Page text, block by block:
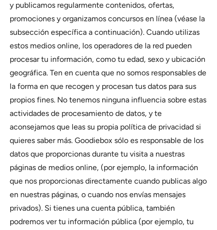
y publicamos regularmente contenidos, ofertas,
promociones y organizamos concursos en línea (véase la
subsección específica a continuación). Cuando utilizas
estos medios online, los operadores de la red pueden
procesar tu información, como tu edad, sexo y ubicación
geográfica. Ten en cuenta que no somos responsables de
la forma en que recogen y procesan tus datos para sus
propios fines. No tenemos ninguna influencia sobre estas
actividades de procesamiento de datos, y te
aconsejamos que leas su propia política de privacidad si
quieres saber más. Goodiebox sólo es responsable de los
datos que proporcionas durante tu visita a nuestras
páginas de medios online, (por ejemplo, la información
que nos proporcionas directamente cuando publicas algo
en nuestras páginas, o cuando nos envías mensajes
privados). Si tienes una cuenta pública, también
podremos ver tu información pública (por ejemplo, tu